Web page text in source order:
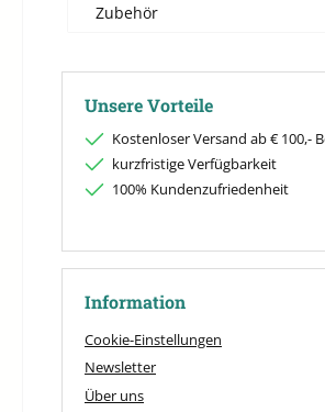
Zubehör
Unsere Vorteile
Kostenloser Versand ab € 100,-
kurzfristige Verfügbarkeit
100% Kundenzufriedenheit
Information
Cookie-Einstellungen
Newsletter
Über uns